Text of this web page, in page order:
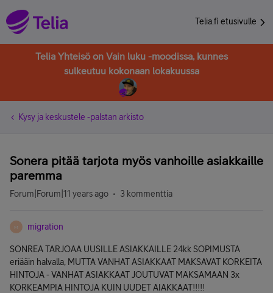
Telia.fi etusivulle
Telia Yhteisö on Vain luku -moodissa, kunnes
sulkeutuu kokonaan lokakuussa
Kysy ja keskustele -palstan arkisto
Sonera pitää tarjota myös vanhoille asiakkaille
paremma
Forum|Forum|11 years ago 3 kommenttia
M migration
SONREA TARJOAA UUSILLE ASIAKKAILLE 24kk SOPIMUSTA
eriääin halvalla, MUTTA VANHAT ASIAKKAAT MAKSAVAT KORKEITA
HINTOJA - VANHAT ASIAKKAAT JOUTUVAT MAKSAMAAN 3x
KORKEAMPIA HINTOJA KUIN UUDET AIAKKAAT!!!!!